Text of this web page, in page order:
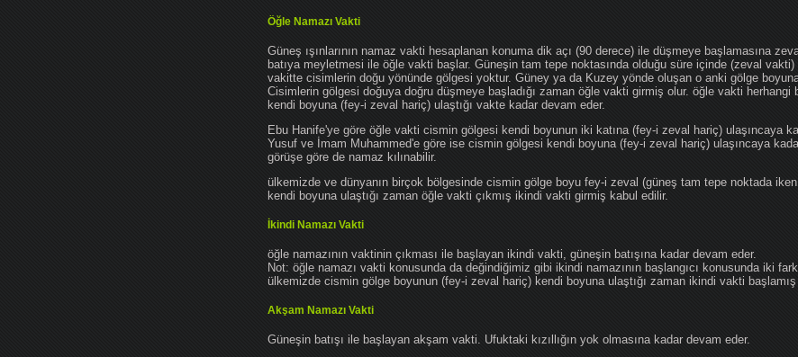
Öğle Namazı Vakti
Güneş ışınlarının namaz vakti hesaplanan konuma dik açı (90 derece) ile düşmeye başlamasına
batıya meyletmesi ile öğle vakti başlar. Güneşin tam tepe noktasında olduğu süre içinde (zeval vakti)
vakitte cisimlerin doğu yönünde gölgesi yoktur. Güney ya da Kuzey yönde oluşan o anki gölge
Cisimlerin gölgesi doğuya doğru düşmeye başladığı zaman öğle vakti girmiş olur. öğle vakti herhangi
kendi boyuna (fey-i zeval hariç) ulaştığı vakte kadar devam eder.
Ebu Hanife'ye göre öğle vakti cismin gölgesi kendi boyunun iki katına (fey-i zeval hariç) ulaşıncaya
Yusuf ve İmam Muhammed'e göre ise cismin gölgesi kendi boyuna (fey-i zeval hariç) ulaşıncaya
görüşe göre de namaz kılınabilir.
ülkemizde ve dünyanın birçok bölgesinde cismin gölge boyu fey-i zeval (güneş tam tepe noktada
kendi boyuna ulaştığı zaman öğle vakti çıkmış ikindi vakti girmiş kabul edilir.
İkindi Namazı Vakti
öğle namazının vaktinin çıkması ile başlayan ikindi vakti, güneşin batışına kadar devam eder.
Not: öğle namazı vakti konusunda da değindiğimiz gibi ikindi namazının başlangıcı konusunda iki
ülkemizde cismin gölge boyunun (fey-i zeval hariç) kendi boyuna ulaştığı zaman ikindi vakti
Akşam Namazı Vakti
Güneşin batışı ile başlayan akşam vakti. Ufuktaki kızıllığın yok olmasına kadar devam eder.